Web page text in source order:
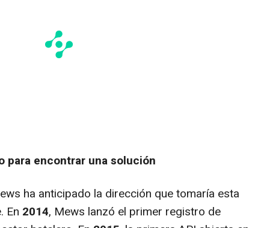
para encontrar una solución
ha anticipado la dirección que tomaría esta
En 2014, Mews lanzó el primer registro de